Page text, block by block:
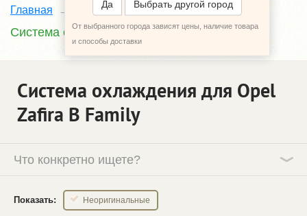
Да Выбрать другой город
От выбранного города зависят цены, наличие товара
и способы доставки
Главная Каталог Opel Zafira B
Система охлаждения
Система охлаждения для Opel
Zafira B Family
Что конкретно ищете?
Показать: Неоригинальные